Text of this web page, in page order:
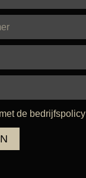
de bedrijfspolicy